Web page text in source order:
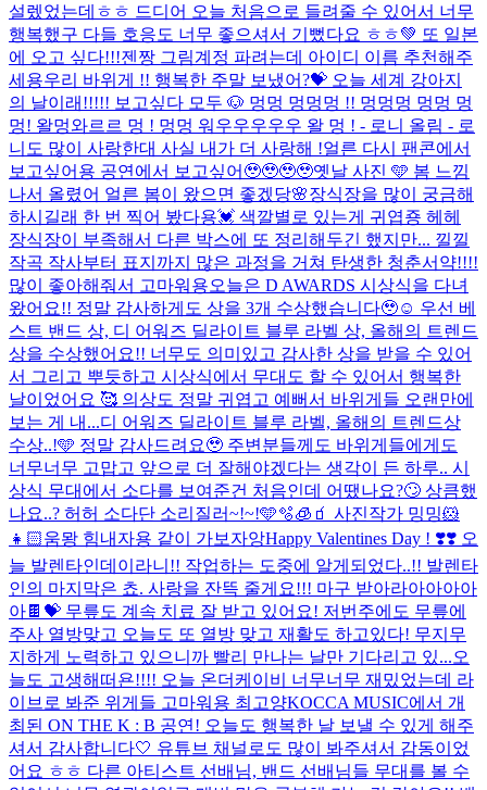
설렜었는데ㅎㅎ 드디어 오늘 처음으로 들려줄 수 있어서 너무
행복했구 다들 호응도 너무 좋으셔서 기뻤다요 ㅎㅎ💚 또 일본
에 오고 싶다!!!젠짱 그림계정 파려는데 아이디 이름 추천해주
세용우리 바위게 !! 행복한 주말 보냈어?💝 오늘 세계 강아지
의 날이래!!!!! 보고싶다 모두 🐶 멍멍 멍멍멍 !! 멍멍멍 멍멍 멍
멍! 왈멍와르르 멍 ! 멍멍 워우우우우우 왈 멍 ! - 로니 올림 - 로
니도 많이 사랑한대 사실 내가 더 사랑해 !얼른 다시 팬콘에서
보고싶어용 공연에서 보고싶어🥹🥹🥹🥹옛날 사진 🩵 봄 느낌
나서 올렸어 얼른 봄이 왔으면 좋겠당🌸장식장을 많이 궁금해
하시길래 한 번 찍어 봤다용💓 색깔별로 있는게 귀엽죵 헤헤
장식장이 부족해서 다른 박스에 또 정리해두긴 했지만... 낄낄
작곡 작사부터 표지까지 많은 과정을 거쳐 탄생한 청춘서약!!!!
많이 좋아해줘서 고마워용오늘은 D AWARDS 시상식을 다녀
왔어요!! 정말 감사하게도 상을 3개 수상했습니다🥹☺️ 우선 베
스트 밴드 상, 디 어워즈 딜라이트 블루 라벨 상, 올해의 트렌드
상을 수상했어요!! 너무도 의미있고 감사한 상을 받을 수 있어
서 그리고 뿌듯하고 시상식에서 무대도 할 수 있어서 행복한
날이었어요 🥰 의상도 정말 귀엽고 예뻐서 바위게들 오랜만에
보는 게 내...디 어워즈 딜라이트 블루 라벨, 올해의 트렌드상
수상..!🩵 정말 감사드려요🥹 주변분들께도 바위게들에게도
너무너무 고맙고 앞으로 더 잘해야겠다는 생각이 든 하루.. 시
상식 무대에서 소다를 보여준건 처음인데 어땠나요?🙄 상큼했
나요..? 허허 소다단 소리질러~!~!🩵🫧🧊🧃 사진작가 밍밍🐹
👧🏻움뫙 힘내자용 같이 가보자앙Happy Valentines Day ! ❣️❣️ 오
늘 발렌타인데이라니!! 작업하는 도중에 알게되었다..!! 발렌타
인의 마지막은 쵸. 사랑을 잔뜩 줄게요!!! 마구 받아라아아아아
아🍫💝 무릎도 계속 치료 잘 받고 있어요! 저번주에도 무릎에
주사 열방맞고 오늘도 또 열방 맞고 재활도 하고있다! 무지무
지하게 노력하고 있으니까 빨리 만나는 날만 기다리고 있...오
늘도 고생해떠욘!!!! 오늘 온더케이비 너무너무 재밌었는데 라
이브로 봐준 위게들 고마워용 최고양KOCCA MUSIC에서 개
최된 ON THE K : B 공연! 오늘도 행복한 날 보낼 수 있게 해주
셔서 감사합니다🤍 유튜브 채널로도 많이 봐주셔서 감동이었
어요 ㅎㅎ 다른 아티스트 선배님, 밴드 선배님들 무대를 볼 수